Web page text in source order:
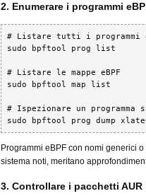
2. Enumerare i programmi
# Listare tutti i programmi
sudo bpftool prog list
# Listare le mappe eBPF
sudo bpftool map list
# Ispezionare un
sudo bpftool prog dump
Programmi eBPF con nomi generici
sistema noti, meritano
3. Controllare i pacchetti